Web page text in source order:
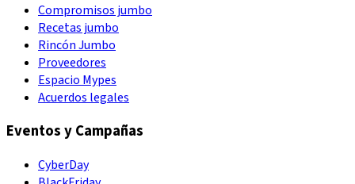
Compromisos jumbo
Recetas jumbo
Rincón Jumbo
Proveedores
Espacio Mypes
Acuerdos legales
Eventos y Campañas
CyberDay